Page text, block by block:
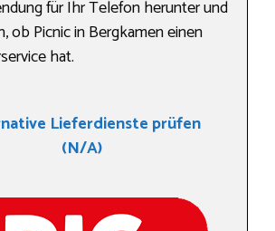
für Ihr Telefon herunter und
ob Picnic in Bergkamen einen
hat.
Lieferdienste prüfen
(N/A)